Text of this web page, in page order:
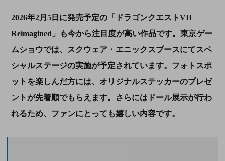
2026年2月5日に発売予定の「ドラゴンクエストVII
Reimagined」も今から注目度が高い作品です。東京ゲー
ムショウでは、スクウェア・エニックスブースにてスペ
シャルステージの実施が予定されています。フォトスポ
ットを楽しんだ方には、オリジナルステッカーのプレゼ
ントが先着順でもらえます。さらにはドール展示が行わ
れるため、ファンにとっても嬉しい内容です。